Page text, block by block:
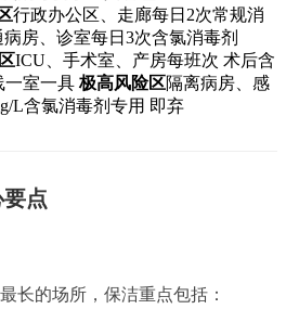
行政办公区、走廊每日2次常规消
病房、诊室每日3次含氯消毒剂
ICU、手术室、产房每班次 术后含
一室一具 极高风险区隔离病房、感
L含氯消毒剂专用 即弃
点
长的场所，保洁重点包括：